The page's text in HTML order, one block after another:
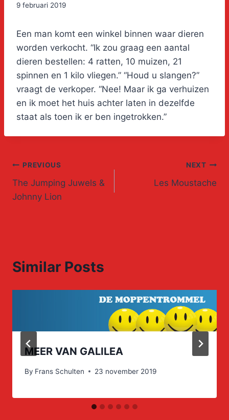
9 februari 2019
Een man komt een winkel binnen waar dieren
worden verkocht. “Ik zou graag een aantal
dieren bestellen: 4 ratten, 10 muizen, 21
spinnen en 1 kilo vliegen.” “Houd u slangen?”
vraagt de verkoper. “Nee! Maar ik ga verhuizen
en ik moet het huis achter laten in dezelfde
staat als toen ik er ben ingetrokken.”
Post
navigation
PREVIOUS
The Jumping Juwels &
Johnny Lion
NEXT
Les Moustache
Similar Posts
MEER VAN GALILEA
By Frans Schulten 23 november 2019